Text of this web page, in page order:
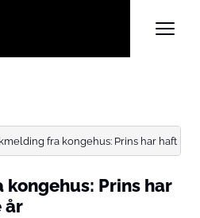
fra kongehus: Prins har haft
Prins har
år